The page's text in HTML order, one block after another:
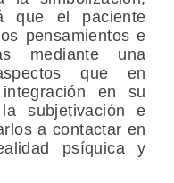
que el paciente
pensamientos e
mediante una
que en
en su
subjetivación e
a contactar en
psíquica y